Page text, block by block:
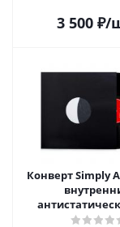
3 500₽/
Конверт Simply
пластинок